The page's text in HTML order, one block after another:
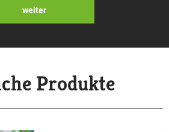
weiter
Produkte